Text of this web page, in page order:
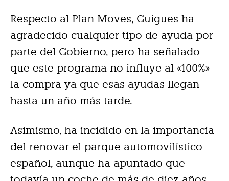
Respecto al Plan Moves, Guigues ha
agradecido cualquier tipo de ayuda por
parte del Gobierno, pero ha señalado
que este programa no influye al «100%»
la compra ya que esas ayudas llegan
hasta un año más tarde.
Asimismo, ha incidido en la importancia
del renovar el parque automovilístico
español, aunque ha apuntado que